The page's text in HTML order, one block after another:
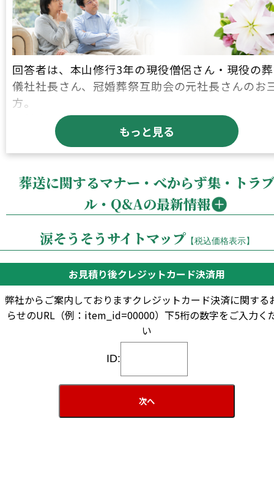
内部受付：苦情受付窓口
ー苦情受付電話番号：
050-5305-2567（担当：
芝淵）
ー受付時間：
ーメールアドレス：kujou@shuraku.co.jp
涙そうそうのトラブル対処に関する基本姿勢
法事・法要に関するトラブル実例&対処
永代供養納骨式に関するトラブル実例&対処
散骨に関するトラブル実例&対処
お墓参りに関するトラブル実例&対処
永代供養墓に関するトラブル実例&対処
お墓じまいに関するトラブル実例&対処
回答者は、本山修行3年の現役僧侶さん・現役の葬
儀社社長さん、冠婚葬祭互助会の元社長さんのお
方。
【対応カテゴリー】
①お葬式、法事 ②僧侶派遣、戒名授与、法要・
養 ③納骨・散骨、ご遺骨整理・処分 ④お墓・
供養など
お葬式・葬儀、法事
僧侶派遣、戒名・法名・法号授与、法要
納骨・散骨、ご遺骨整理・処分
建墓、お墓メンテナンス、お墓じまい、納骨堂
お仏壇、お位牌、手元供養
葬送に関するその他
葬送に関するQ&Aの最新情報
もっと見る
葬送に関するマナー・べからず集・トラブ
ル・Q&Aの最新情報
涙そうそうサイトマップ 【税込価格表示】
お見積り後クレジットカード決済用
弊社からご案内しておりますクレジットカード決済に関する
らせのURL（例：item_id=00000）下5桁の数字をご入力く
い
ID: